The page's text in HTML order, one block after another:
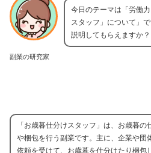
副業の研究家
今日のテーマは「労働
スタッフ」について」
説明してもらえますか？
「お歳暮仕分けスタッフ」は、お歳暮の
や梱包を行う副業です。主に、企業や団
依頼を受けて、お歳暮を仕分けたり梱包